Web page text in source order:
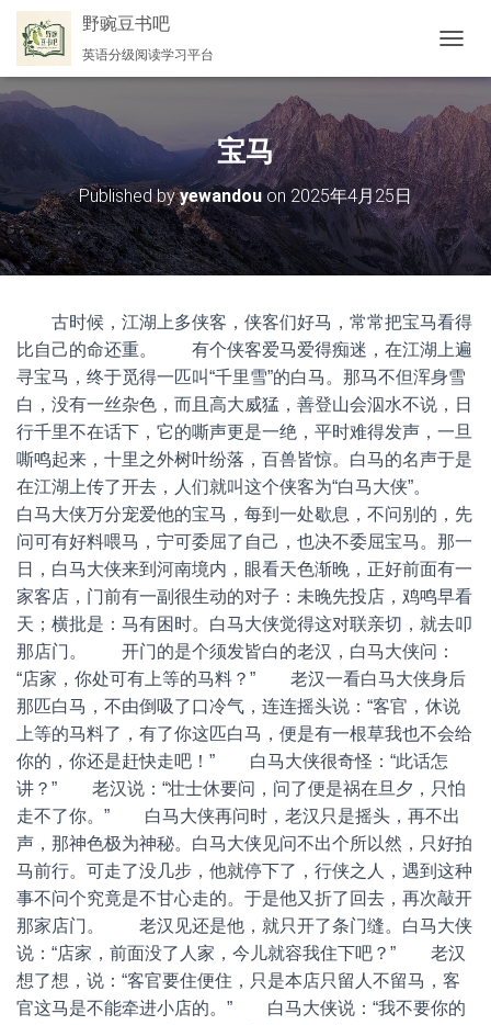
野豌豆书吧
英语分级阅读学习平台
换
航
宝马
Published byyewandou on 2025年4月25日
古时候，江湖上多侠客，侠客们好马，常常把宝马看得
比自己的命还重。 有个侠客爱马爱得痴迷，在江湖上遍
寻宝马，终于觅得一匹叫“千里雪”的白马。那马不但浑身雪
白，没有一丝杂色，而且高大威猛，善登山会泅水不说，日
行千里不在话下，它的嘶声更是一绝，平时难得发声，一旦
嘶鸣起来，十里之外树叶纷落，百兽皆惊。白马的名声于是
在江湖上传了开去，人们就叫这个侠客为“白马大侠”。
白马大侠万分宠爱他的宝马，每到一处歇息，不问别的，先
问可有好料喂马，宁可委屈了自己，也决不委屈宝马。那一
日，白马大侠来到河南境内，眼看天色渐晚，正好前面有一
家客店，门前有一副很生动的对子：未晚先投店，鸡鸣早看
天；横批是：马有困时。白马大侠觉得这对联亲切，就去叩
那店门。 开门的是个须发皆白的老汉，白马大侠问：
“店家，你处可有上等的马料？” 老汉一看白马大侠身后
那匹白马，不由倒吸了口冷气，连连摇头说：“客官，休说
上等的马料了，有了你这匹白马，便是有一根草我也不会给
你的，你还是赶快走吧！” 白马大侠很奇怪：“此话怎
讲？” 老汉说：“壮士休要问，问了便是祸在旦夕，只怕
走不了你。” 白马大侠再问时，老汉只是摇头，再不出
声，那神色极为神秘。白马大侠见问不出个所以然，只好拍
马前行。可走了没几步，他就停下了，行侠之人，遇到这种
事不问个究竟是不甘心走的。于是他又折了回去，再次敲开
那家店门。 老汉见还是他，就只开了条门缝。白马大侠
说：“店家，前面没了人家，今儿就容我住下吧？” 老汉
想了想，说：“客官要住便住，只是本店只留人不留马，客
官这马是不能牵进小店的。” 白马大侠说：“我不要你的